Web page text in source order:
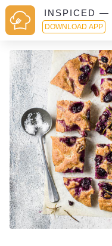
INSPICED —
DOWNLOAD APP